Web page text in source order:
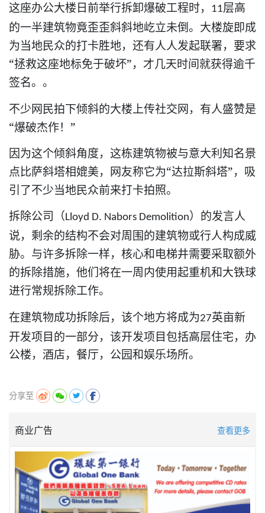
这座办公大楼 日前举行拆卸爆破工程时， 11层高
的一半建筑物竟歪歪斜斜地屹立未倒。大楼旋即成
为当地民众的打卡胜地，还有人人发起联署，要求
“拯救这座地标免于破坏”，才几天时间就获得逾千
签名。。
不少网民拍下倾斜的大楼上传社交网，有人盛赞是
“爆破杰作！”
因为这个倾斜角度，这栋建筑物被与意大利知名景
点比萨斜塔相媲美，网友称它为“达拉斯斜塔”，吸
引了不少当地民众前来打卡拍照。
拆除公司（Lloyd D. Nabors Demolition）的发言人
说，剩余的结构不会对周围的建筑物或行人构成威
胁。与许多拆除一样，核心和电梯井需要采取额外
的拆除措施，他们将在一周内使用起重机和大铁球
进行常规拆除工作。
在建筑物成功拆除后，该个地方将成为27英亩新
开发项目的一部分，该开发项目包括高层住宅，办
公楼，酒店，餐厅，公园和娱乐场所。
分享至
商业广告 查看更多